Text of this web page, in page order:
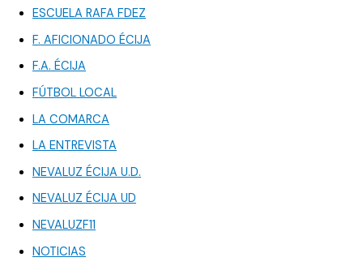
ESCUELA RAFA FDEZ
F. AFICIONADO ÉCIJA
F.A. ÉCIJA
FÚTBOL LOCAL
LA COMARCA
LA ENTREVISTA
NEVALUZ ÉCIJA U.D.
NEVALUZ ÉCIJA UD
NEVALUZF11
NOTICIAS